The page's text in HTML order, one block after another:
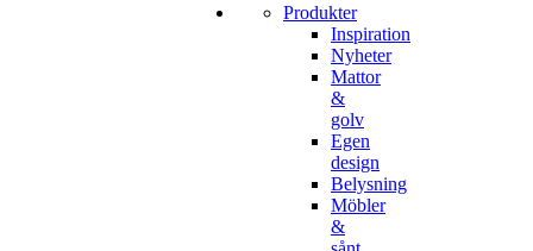
Produkter
Inspiration
Nyheter
Mattor
&
golv
Egen
design
Belysning
Möbler
&